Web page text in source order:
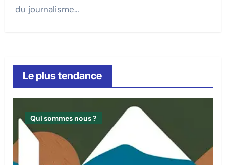
du journalisme…
Le plus tendance
Qui sommes nous ?